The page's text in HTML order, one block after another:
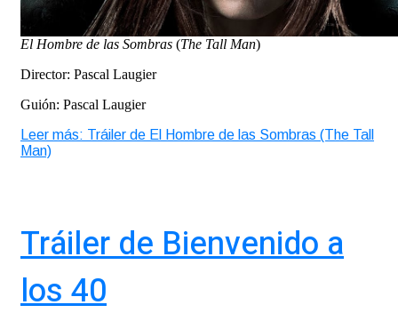
El Hombre de las Sombras (The Tall Man)
Director: Pascal Laugier
Guión: Pascal Laugier
Leer más: Tráiler de El Hombre de las Sombras (The Tall
Man)
Tráiler de Bienvenido a
los 40